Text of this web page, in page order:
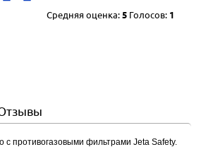
Средняя оценка:5 Голосов: 1
с противогазовыми фильтрами Jeta Safety.